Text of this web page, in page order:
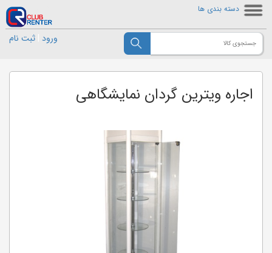
دسته بندی ها
ورود ثبت نام
اجاره ویترین گردان نمایشگاهی